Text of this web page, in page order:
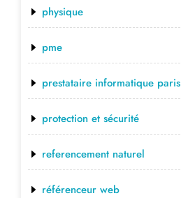
physique
pme
prestataire informatique paris
protection et sécurité
referencement naturel
référenceur web